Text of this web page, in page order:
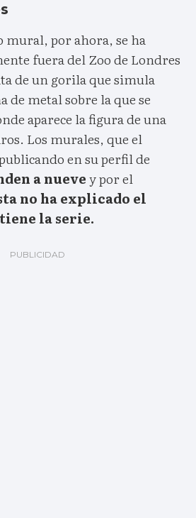
por ahora, se ha
fuera del Zoo de Londres
de un gorila que simula
de metal sobre la que se
aparece la figura de una
Los murales, que el
en su perfil de
a nuevey por el
no ha explicado el
la serie.